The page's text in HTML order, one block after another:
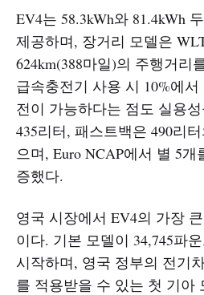
EV4는 58.3kWh와 81.4kWh
제공하며, 장거리 모델은
624km(388마일)의 주행거리
급속충전기 사용 시 10%에
전이 가능하다는 점도 실용
435리터, 패스트백은 490리
으며, Euro NCAP에서 별 5
증했다.
영국 시장에서 EV4의 가장
이다. 기본 모델이 34,745파
시작하며, 영국 정부의 전기
를 적용받을 수 있는 첫 기아